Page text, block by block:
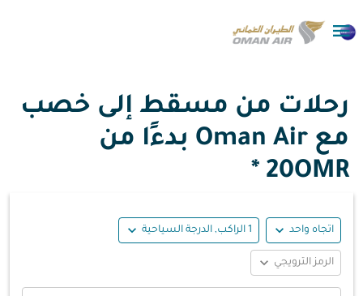

رحلات من مسقط إلى خصب
مع Oman Air بدءًا من
20OMR *
اتجاه واحد expand_more 1 الراكب, الدرجة السياحية expand_more
الرمز الترويجي expand_more